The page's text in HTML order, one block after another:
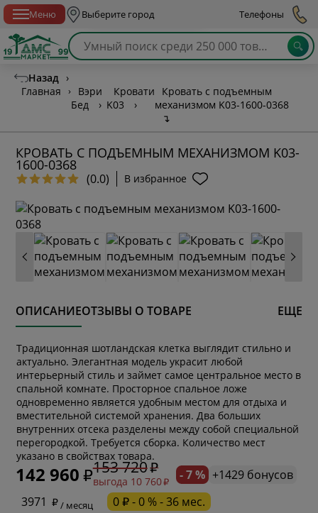
Меню Выберите город Телефоны
Назад ›
Главная
›
Вэри
Бед
›
Кровати
K03
›
Кровать с подъемным
механизмом K03-1600-0368
↴
КРОВАТЬ С ПОДЪЕМНЫМ МЕХАНИЗМОМ K03-
1600-0368
(0.0) В избранное
ОПИСАНИЕОТЗЫВЫ О ТОВАРЕ ЕЩЕ
Традиционная шотландская клетка выглядит стильно и
актуально. Элегантная модель украсит любой
интерьерный стиль и займет самое центральное место в
спальной комнате. Просторное спальное ложе
одновременно является удобным местом для отдыха и
вместительной системой хранения. Два больших
внутренних отсека разделены между собой специальной
перегородкой. Требуется сборка. Количество мест
указано в свойствах товара.
142 960 153 720
выгода 10 760 - 7 % +1429 бонусов
3971
/ месяц 0 ₽ - 0 % - 36 мес.
* обязательное поле
* необязательное поле